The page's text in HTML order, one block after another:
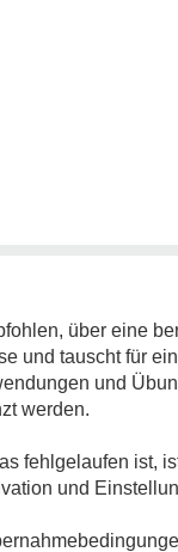
über eine
und tauscht für
und
werden.
fehlgelaufen ist,
und